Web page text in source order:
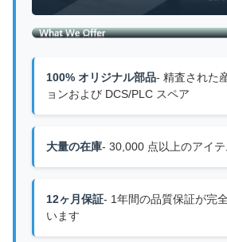
100% オリジナル部品- 精査された
ョンおよび DCS/PLC スペア
大量の在庫- 30,000 点以上のアイ
12ヶ月保証- 1年間の品質保証が完
います